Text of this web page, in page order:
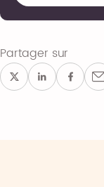
Partager sur